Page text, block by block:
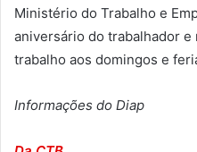
Ministério do Trabalho e
aniversário do trabalhador
trabalho aos domingos e
Informações do Diap